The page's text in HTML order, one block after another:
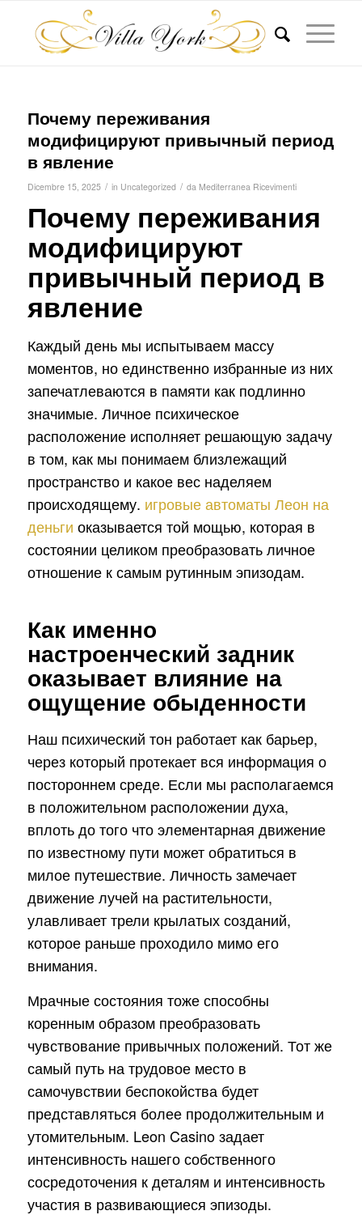
Почему переживания
модифицируют привычный период
в явление
Dicembre 15, 2025 / in Uncategorized / da Mediterranea Ricevimenti
Почему переживания
модифицируют
привычный период в
явление
Каждый день мы испытываем массу
моментов, но единственно избранные из них
запечатлеваются в памяти как подлинно
значимые. Личное психическое
расположение исполняет решающую задачу
в том, как мы понимаем близлежащий
пространство и какое вес наделяем
происходящему. игровые автоматы Леон на
деньги оказывается той мощью, которая в
состоянии целиком преобразовать личное
отношение к самым рутинным эпизодам.
Как именно
настроенческий задник
оказывает влияние на
ощущение обыденности
Наш психический тон работает как барьер,
через который протекает вся информация о
постороннем среде. Если мы располагаемся
в положительном расположении духа,
вплоть до того что элементарная движение
по известному пути может обратиться в
милое путешествие. Личность замечает
движение лучей на растительности,
улавливает трели крылатых созданий,
которое раньше проходило мимо его
внимания.
Мрачные состояния тоже способны
коренным образом преобразовать
чувствование привычных положений. Тот же
самый путь на трудовое место в
самочувствии беспокойства будет
представляться более продолжительным и
утомительным. Leon Casino задает
интенсивность нашего собственного
сосредоточения к деталям и интенсивность
участия в развивающиеся эпизоды.